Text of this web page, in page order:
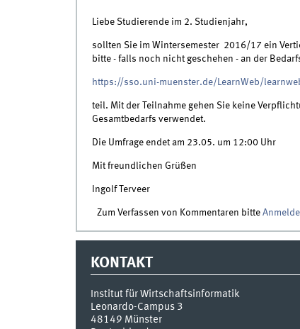
Liebe Studierende im 2. Studienjahr,
sollten Sie im Wintersemester 2016/17 ein
bitte - falls noch nicht geschehen - an der
https://sso.uni-muenster.de/LearnWeb/
teil. Mit der Teilnahme gehen Sie keine
Gesamtbedarfs verwendet.
Die Umfrage endet am 23.05. um 12:00 Uhr
Mit freundlichen Grüßen
Ingolf Terveer
Zum Verfassen von Kommentaren bitte
KONTAKT
Institut für Wirtschaftsinformatik
Leonardo-Campus 3
48149 Münster